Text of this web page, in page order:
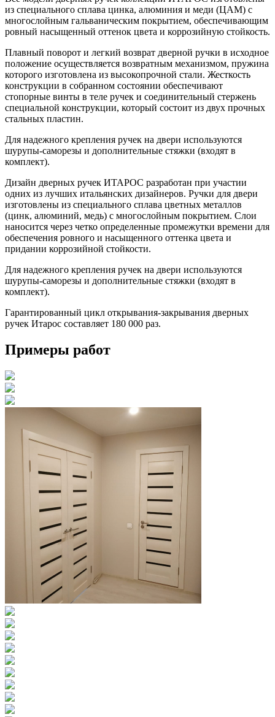
из специального сплава цинка, алюминия и меди (ЦАМ) с
многослойным гальваническим покрытием, обеспечивающим
ровный насыщенный оттенок цвета и коррозийную стойкость.
Плавный поворот и легкий возврат дверной ручки в исходное
положение осуществляется возвратным механизмом, пружина
которого изготовлена из высокопрочной стали. Жесткость
конструкции в собранном состоянии обеспечивают
стопорные винты в теле ручек и соединительный стержень
специальной конструкции, который состоит из двух прочных
стальных пластин.
Для надежного крепления ручек на двери используются
шурупы-саморезы и дополнительные стяжки (входят в
комплект).
Дизайн дверных ручек ИТАРОС разработан при участии
одних из лучших итальянских дизайнеров. Ручки для двери
изготовлены из специального сплава цветных металлов
(цинк, алюминий, медь) с многослойным покрытием. Слои
наносится через четко определенные промежутки времени для
обеспечения ровного и насыщенного оттенка цвета и
придании коррозийной стойкости.
Для надежного крепления ручек на двери используются
шурупы-саморезы и дополнительные стяжки (входят в
комплект).
Гарантированный цикл открывания-закрывания дверных
ручек Итарос составляет 180 000 раз.
Примеры работ